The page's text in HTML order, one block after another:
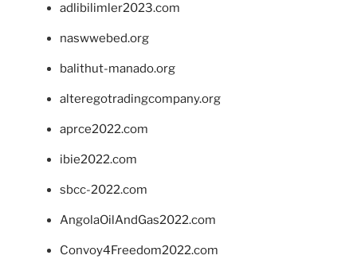
adlibilimler2023.com
naswwebed.org
balithut-manado.org
alteregotradingcompany.org
aprce2022.com
ibie2022.com
sbcc-2022.com
AngolaOilAndGas2022.com
Convoy4Freedom2022.com